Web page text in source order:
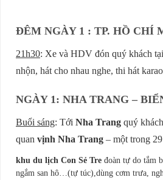
ĐÊM NGÀY 1 : TP. HỒ CHÍ
21h30: Xe và HDV đón quý khách
nhộn, hát cho nhau nghe, thi hát
NGÀY 1: NHA TRANG –
Buổi sáng: Tới Nha Trang quý
quan vịnh Nha Trang – một trong
khu du lịch Con Sẻ Tre đoàn tự do tắm
ngắm san hô…(tự túc),dùng cơm trưa,